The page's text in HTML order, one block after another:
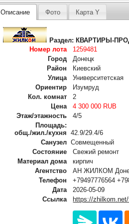
Описание Фото Карта Y
Раздел:КВАРТИРЫ-
Номер лота
1259481
Город
Донецк
Район
Киевский
Улица
Университетская
Ориентир
Изумруд
Кол. комнат
2
Цена
4 300 000 RUB
Этаж/этажность
4/5
Площадь:
общ./жил./кухня
42.9/29.4/6
Санузел Совмещенный
Состояние
Свежий ремонт
Материал дома
кирпич
Агентство
АН ЖИЛКОМ
Телефон
+79497776564
Дата
2026-05-09
Ссылка
https://